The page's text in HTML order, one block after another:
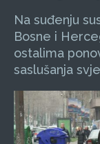
Na suđenju
Bosne i
ostalima
saslušanja